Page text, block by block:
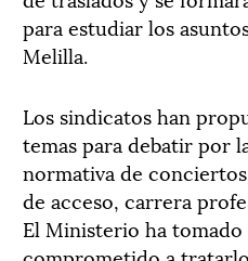
para estudiar los
Melilla.
Los sindicatos han
temas para debatir por
normativa de
de acceso, carrera
El Ministerio ha tomado